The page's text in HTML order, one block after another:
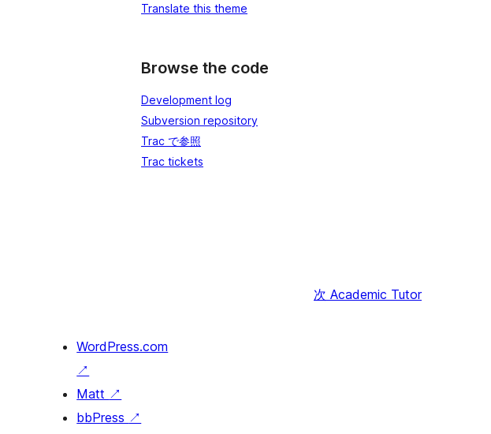
Translate this theme
Browse the code
Development log
Subversion repository
Trac で参照
Trac tickets
次 Academic Tutor
WordPress.com
↗
Matt ↗
bbPress ↗